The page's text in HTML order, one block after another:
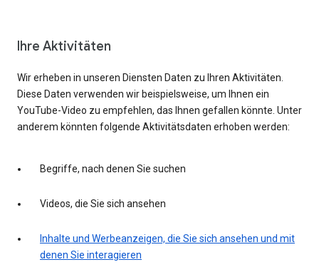
Ihre Aktivitäten
Wir erheben in unseren Diensten Daten zu Ihren Aktivitäten.
Diese Daten verwenden wir beispielsweise, um Ihnen ein
YouTube-Video zu empfehlen, das Ihnen gefallen könnte. Unter
anderem könnten folgende Aktivitätsdaten erhoben werden:
Begriffe, nach denen Sie suchen
Videos, die Sie sich ansehen
Inhalte und Werbeanzeigen, die Sie sich ansehen und mit
denen Sie interagieren